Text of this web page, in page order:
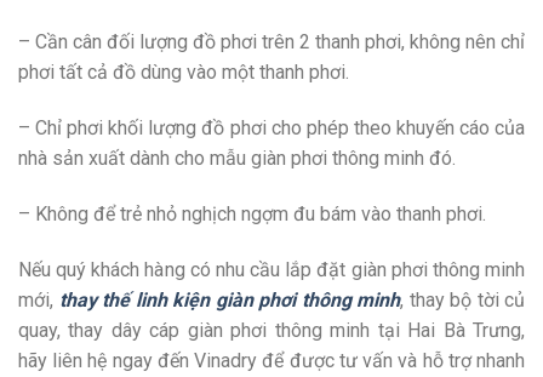
– Cần cân đối lượng đồ phơi trên 2 thanh phơi, không nên chỉ
phơi tất cả đồ dùng vào một thanh phơi.
– Chỉ phơi khối lượng đồ phơi cho phép theo khuyến cáo của
nhà sản xuất dành cho mẫu giàn phơi thông minh đó.
– Không để trẻ nhỏ nghịch ngợm đu bám vào thanh phơi.
Nếu quý khách hàng có nhu cầu lắp đặt giàn phơi thông minh
mới, thay thế linh kiện giàn phơi thông minh, thay bộ tời củ
quay, thay dây cáp giàn phơi thông minh tại Hai Bà Trưng,
hãy liên hệ ngay đến Vinadry để được tư vấn và hỗ trợ nhanh